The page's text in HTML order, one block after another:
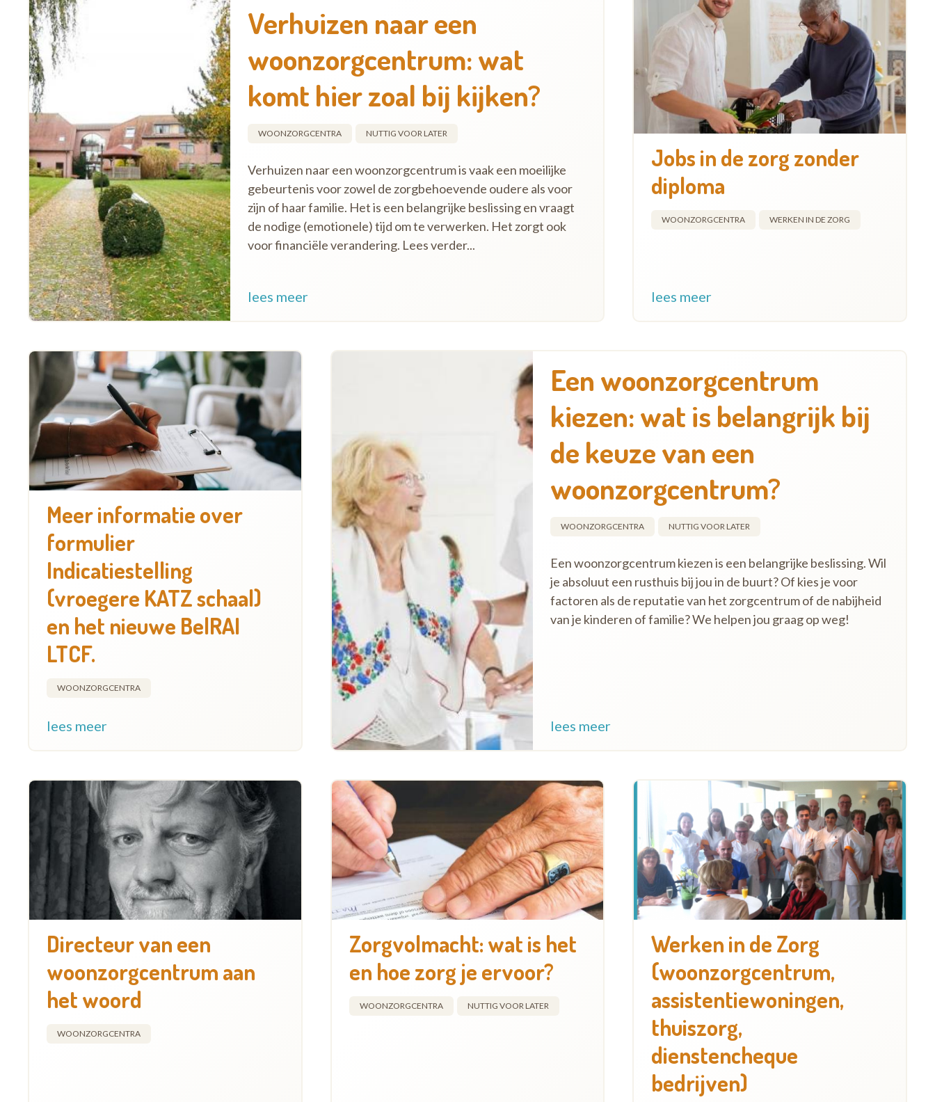
Verhuizen naar een
woonzorgcentrum: wat
komt hier zoal bij kijken?
WOONZORGCENTRA NUTTIG VOOR LATER
Verhuizen naar een woonzorgcentrum is vaak een moeilijke
gebeurtenis voor zowel de zorgbehoevende oudere als voor
zijn of haar familie. Het is een belangrijke beslissing en vraagt
de nodige (emotionele) tijd om te verwerken. Het zorgt ook
voor financiële verandering. Lees verder...
lees meer
Jobs in de zorg zonder
diploma
WOONZORGCENTRA WERKEN IN DE ZORG
lees meer
Meer informatie over
formulier
Indicatiestelling
(vroegere KATZ schaal)
en het nieuwe BelRAI
LTCF.
WOONZORGCENTRA
lees meer
Een woonzorgcentrum
kiezen: wat is belangrijk bij
de keuze van een
woonzorgcentrum?
WOONZORGCENTRA NUTTIG VOOR LATER
Een woonzorgcentrum kiezen is een belangrijke beslissing. Wil
je absoluut een rusthuis bij jou in de buurt? Of kies je voor
factoren als de reputatie van het zorgcentrum of de nabijheid
van je kinderen of familie? We helpen jou graag op weg!
lees meer
Directeur van een
woonzorgcentrum aan
het woord
WOONZORGCENTRA
Zorgvolmacht: wat is het
en hoe zorg je ervoor?
WOONZORGCENTRA NUTTIG VOOR LATER
Werken in de Zorg
(woonzorgcentrum,
assistentiewoningen,
thuiszorg,
dienstencheque
bedrijven)